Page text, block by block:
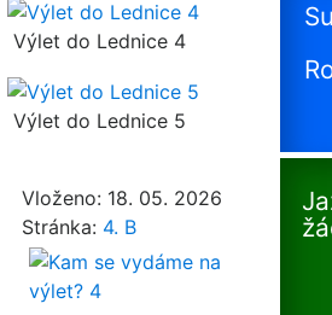
Výlet do Lednice 4
Výlet do Lednice 5
Vloženo: 18. 05. 2026
Stránka: 4. B